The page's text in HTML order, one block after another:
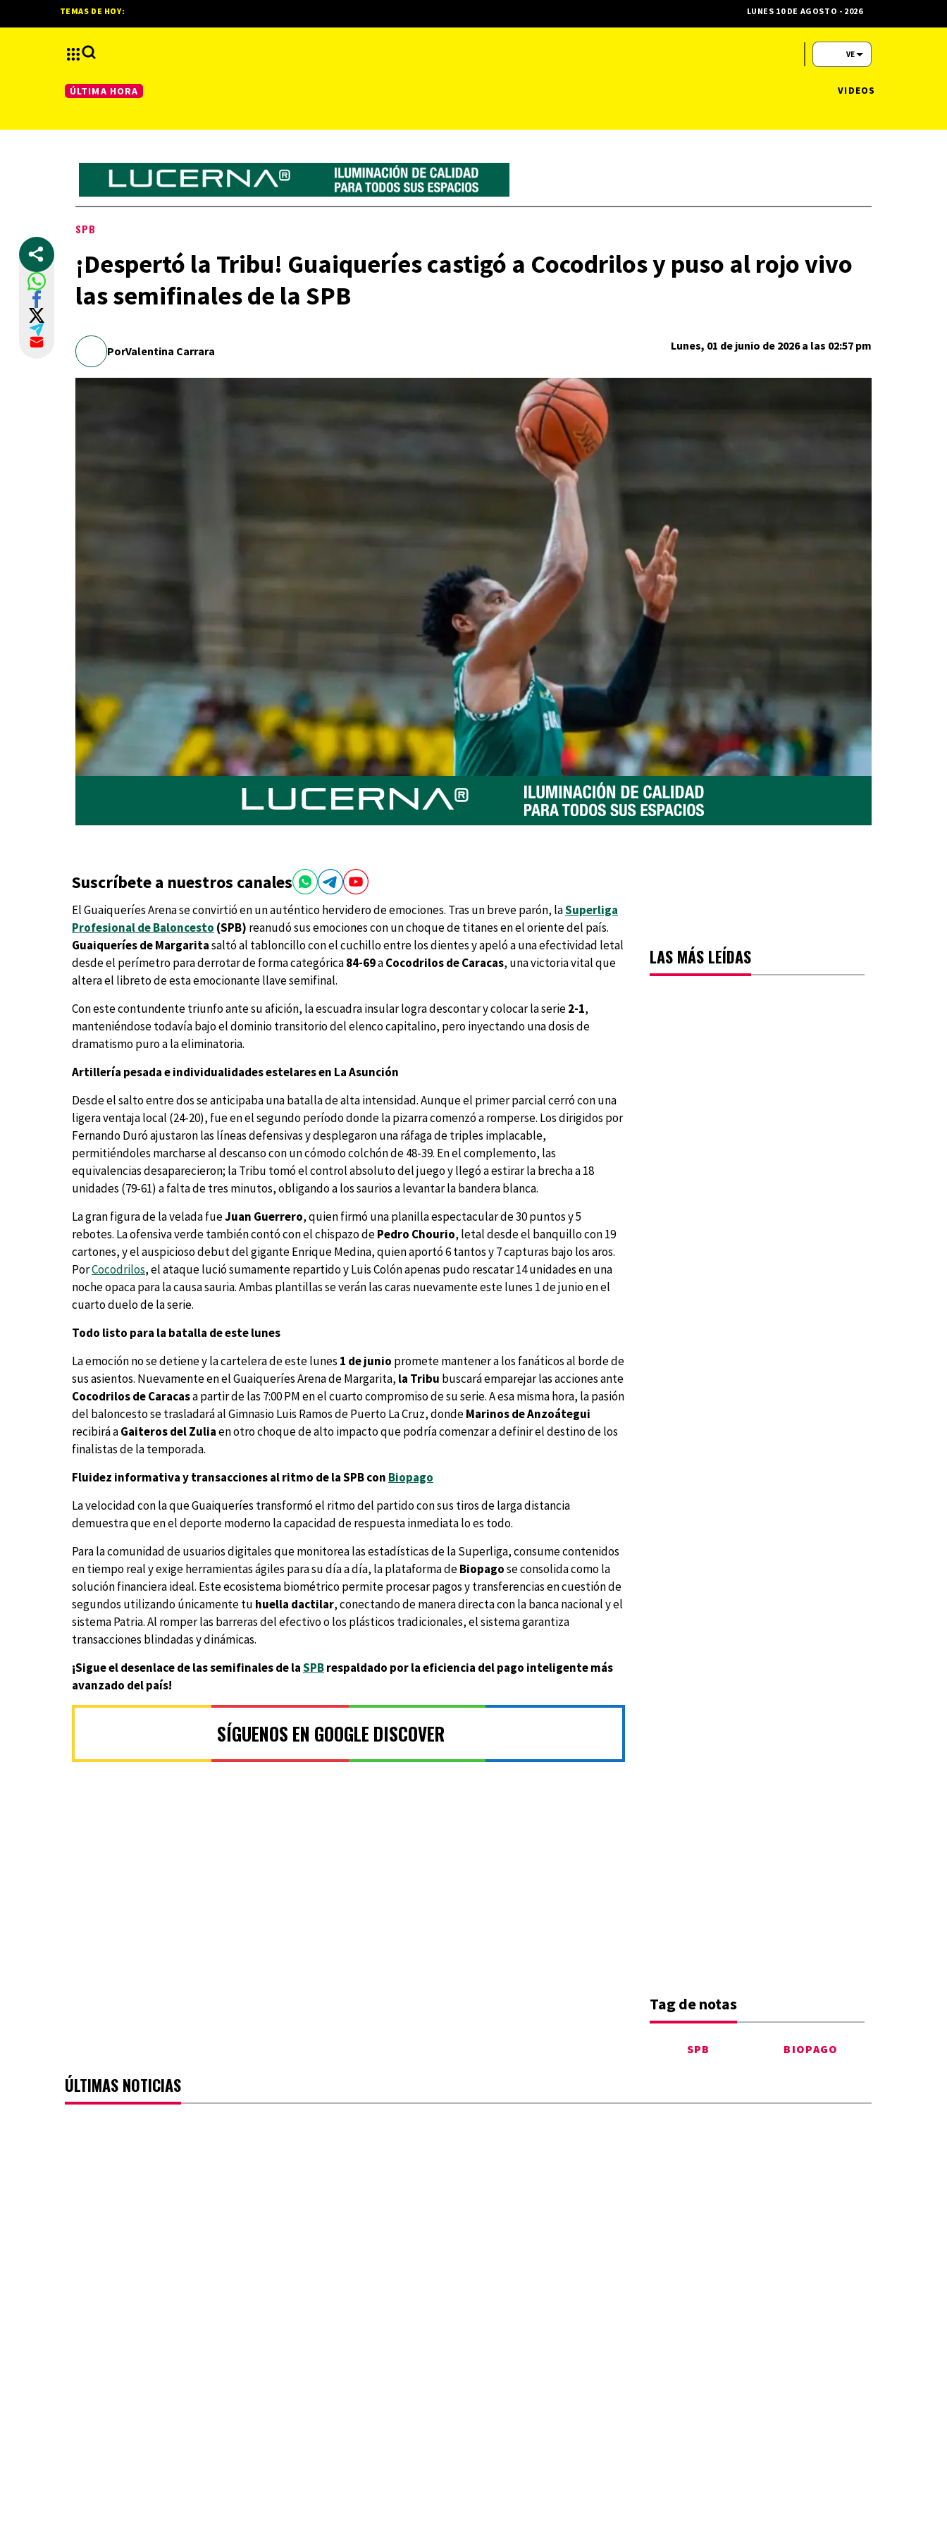
SPB
¡Despertó la Tribu! Guaiqueríes castigó a Cocodrilos y puso al rojo vivo
las semifinales de la SPB
PorValentina Carrara Lunes, 01 de junio de 2026 a las 02:57 pm
Suscríbete a nuestros canales
El Guaiqueríes Arena se convirtió en un auténtico hervidero de emociones. Tras un breve parón, laSuperliga
Profesional de Baloncesto (SPB) reanudó sus emociones con un choque de titanes en el oriente del país.
Guaiqueríes de Margaritasaltó al tabloncillo con el cuchillo entre los dientes y apeló a una efectividad letal
desde el perímetro para derrotar de forma categórica84-69aCocodrilos de Caracas, una victoria vital que
altera el libreto de esta emocionante llave semifinal.
Con este contundente triunfo ante su afición, la escuadra insular logra descontar y colocar la serie2-1,
manteniéndose todavía bajo el dominio transitorio del elenco capitalino, pero inyectando una dosis de
dramatismo puro a la eliminatoria.
Artillería pesada e individualidades estelares en La Asunción
Desde el salto entre dos se anticipaba una batalla de alta intensidad. Aunque el primer parcial cerró con una
ligera ventaja local (24-20), fue en el segundo período donde la pizarra comenzó a romperse. Los dirigidos por
Fernando Duró ajustaron las líneas defensivas y desplegaron una ráfaga de triples implacable,
permitiéndoles marcharse al descanso con un cómodo colchón de 48-39. En el complemento, las
equivalencias desaparecieron; la Tribu tomó el control absoluto del juego y llegó a estirar la brecha a 18
unidades (79-61) a falta de tres minutos, obligando a los saurios a levantar la bandera blanca.
La gran figura de la velada fueJuan Guerrero, quien firmó una planilla espectacular de 30 puntos y 5
rebotes. La ofensiva verde también contó con el chispazo dePedro Chourio, letal desde el banquillo con 19
cartones, y el auspicioso debut del gigante Enrique Medina, quien aportó 6 tantos y 7 capturas bajo los aros.
PorCocodrilos, el ataque lució sumamente repartido y Luis Colón apenas pudo rescatar 14 unidades en una
noche opaca para la causa sauria. Ambas plantillas se verán las caras nuevamente este lunes 1 de junio en el
cuarto duelo de la serie.
Todo listo para la batalla de este lunes
La emoción no se detiene y la cartelera de este lunes 1 de junio promete mantener a los fanáticos al borde de
sus asientos. Nuevamente en el Guaiqueríes Arena de Margarita, la Tribu buscará emparejar las acciones ante
Cocodrilos de Caracasa partir de las 7:00 PM en el cuarto compromiso de su serie. A esa misma hora, la pasión
del baloncesto se trasladará al Gimnasio Luis Ramos de Puerto La Cruz, dondeMarinos de Anzoátegui
recibirá aGaiteros del Zuliaen otro choque de alto impacto que podría comenzar a definir el destino de los
finalistas de la temporada.
Fluidez informativa y transacciones al ritmo de la SPB con Biopago
La velocidad con la que Guaiqueríes transformó el ritmo del partido con sus tiros de larga distancia
demuestra que en el deporte moderno la capacidad de respuesta inmediata lo es todo.
Para la comunidad de usuarios digitales que monitorea las estadísticas de la Superliga, consume contenidos
en tiempo real y exige herramientas ágiles para su día a día, la plataforma deBiopagose consolida como la
solución financiera ideal. Este ecosistema biométrico permite procesar pagos y transferencias en cuestión de
segundos utilizando únicamente tu huella dactilar, conectando de manera directa con la banca nacional y el
sistema Patria. Al romper las barreras del efectivo o los plásticos tradicionales, el sistema garantiza
transacciones blindadas y dinámicas.
¡Sigue el desenlace de las semifinales de laSPBrespaldado por la eficiencia del pago inteligente más
avanzado del país!
SÍGUENOS EN GOOGLE DISCOVER
LAS MÁS LEÍDAS
Tag de notas
SPB BIOPAGO
ÚLTIMAS NOTICIAS
TEMAS DE HOY: LUNES 10 DE AGOSTO - 2026
VE
ÚLTIMA HORA VIDEOS